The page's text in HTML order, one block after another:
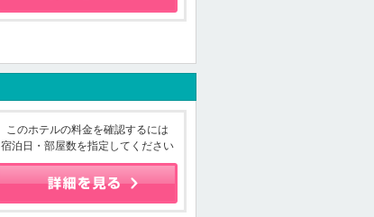
このホテルの料金を確認するには
宿泊日・部屋数を指定してください